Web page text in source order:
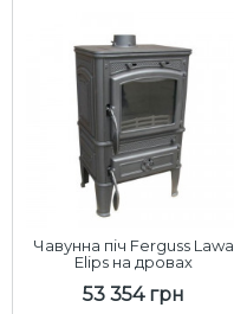
Чавунна піч Ferguss Lawa
Elips на дровах
53 354 грн